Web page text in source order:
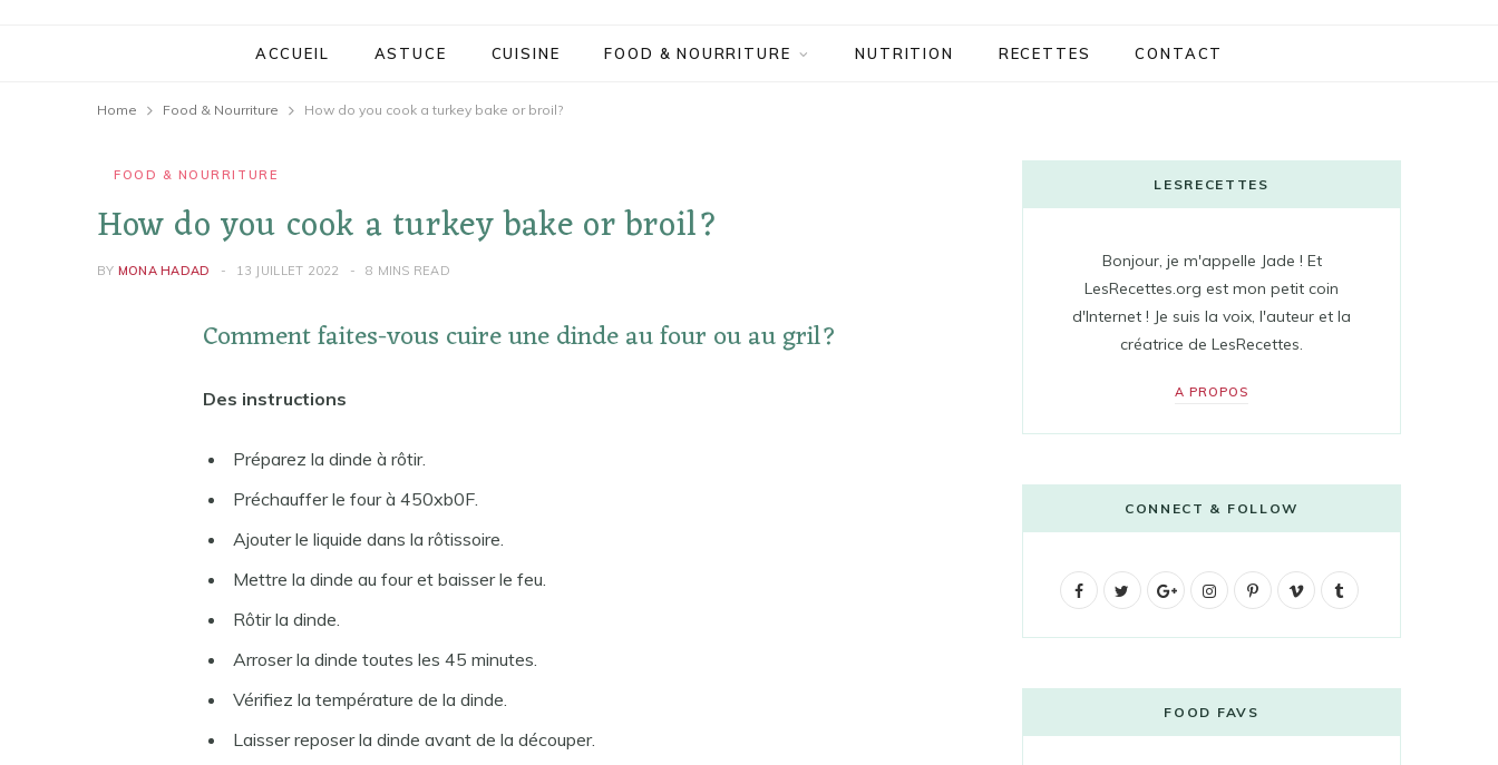
ACCUEIL ASTUCE CUISINE FOOD & NOURRITURE NUTRITION RECETTES CONTACT
Home Food & Nourriture How do you cook a turkey bake or broil?
FOOD & NOURRITURE
How do you cook a turkey bake or broil?
BY MONA HADAD 13 JUILLET 2022 8 MINS READ
Comment faites-vous cuire une dinde au four ou au gril?
Des instructions
Préparez la dinde à rôtir.
Préchauffer le four à 450xb0F.
Ajouter le liquide dans la rôtissoire.
Mettre la dinde au four et baisser le feu.
Rôtir la dinde.
Arroser la dinde toutes les 45 minutes.
Vérifiez la température de la dinde.
Laisser reposer la dinde avant de la découper.
LESRECETTES
Bonjour, je m'appelle Jade ! Et
LesRecettes.org est mon petit coin
d'Internet ! Je suis la voix, l'auteur et la
créatrice de LesRecettes.
A PROPOS
CONNECT & FOLLOW
F
b
t
G
g
l
I
t
a
P
e
V
o
l
FOOD FAVS